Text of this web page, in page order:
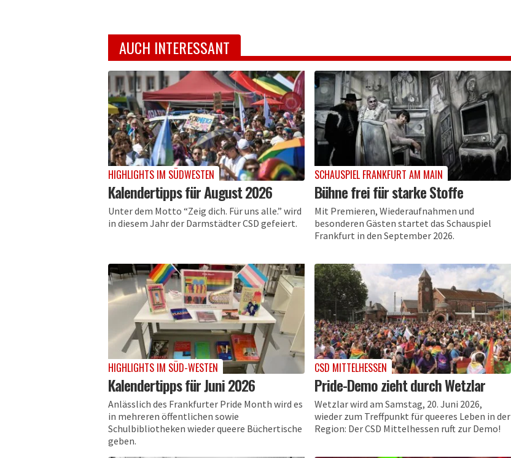
AUCH INTERESSANT
HIGHLIGHTS IM SÜDWESTEN
Kalendertipps für August 2026
Unter dem Motto “Zeig dich. Für uns alle.” wird
in diesem Jahr der Darmstädter CSD gefeiert.
SCHAUSPIEL FRANKFURT AM MAIN
Bühne frei für starke Stoffe
Mit Premieren, Wiederaufnahmen und
besonderen Gästen startet das Schauspiel
Frankfurt in den September 2026.
HIGHLIGHTS IM SÜD-WESTEN
Kalendertipps für Juni 2026
Anlässlich des Frankfurter Pride Month wird es
in mehreren öffentlichen sowie
Schulbibliotheken wieder queere Büchertische
geben.
CSD MITTELHESSEN
Pride-Demo zieht durch Wetzlar
Wetzlar wird am Samstag, 20. Juni 2026,
wieder zum Treffpunkt für queeres Leben in der
Region: Der CSD Mittelhessen ruft zur Demo!